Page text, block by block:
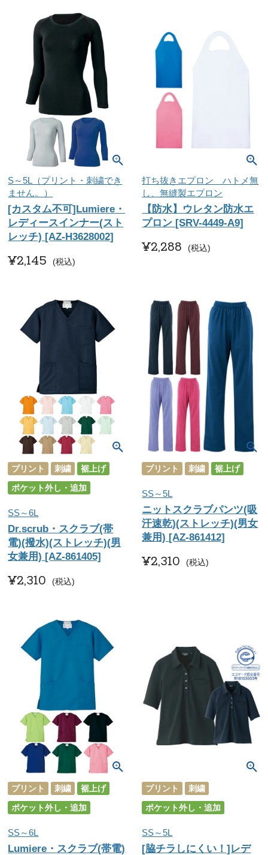
S～5L（プリント・刺繍でき
ません。）
[カスタム不可]Lumiere・
レディースインナー(スト
レッチ) [AZ-H3628002]
¥2,145 税込
打ち抜きエプロン ハトメ無
し、無縫製エプロン
【防水】ウレタン防水エ
プロン [SRV-4449-A9]
¥2,288 税込
プリント 刺繍
裾上げ
ポケット外し・追加
SS～6L
Dr.scrub・スクラブ(帯
電)(撥水)(ストレッチ)(男
女兼用) [AZ-861405]
¥2,310 税込
プリント 刺繍 裾上げ
SS～5L
ニットスクラブパンツ(吸
汗速乾)(ストレッチ)(男女
兼用) [AZ-861412]
¥2,310 税込
プリント 刺繍
裾上げ
ポケット外し・追加
SS～6L
Lumiere・スクラブ(帯電)
プリント
刺繍
ポケット外し・追加
SS～5L
[脇チラしにくい！]レデ